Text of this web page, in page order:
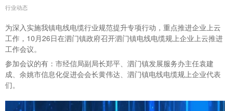
行业动态
为深入实施我镇电线电缆行业规范提升专项行动，重点推进企业上云
工作，10月26日在泗门镇政府召开泗门镇电线电缆规上企业上云推进
工作会议。
参加会议的有：市经信局副局长郑平、泗门镇发展服务办主任袁建
成、余姚市信息化促进会会长黄伟达、泗门镇电线电缆规上企业代表
们。